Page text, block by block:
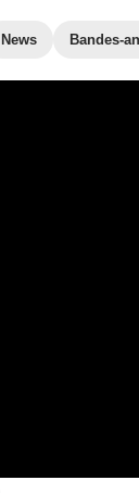
News Bandes-